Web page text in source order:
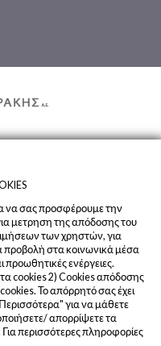
FAHR and SAME in
να σας προσφέρουμε την
μετρηση της απόδοσης του
των χρηστών, για
προβολή στα κοινωνικά μέσα
προωθητικές ενέργειες.
cookies 2) Cookies απόδοσης
Το απόρρητό σας έχει
για να μάθετε
απορρίψετε τα
περισσότερες πληροφορίες